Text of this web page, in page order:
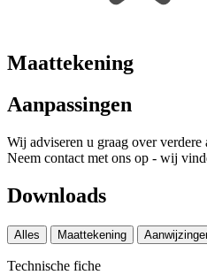
Maattekening
Aanpassingen
Wij adviseren u graag over verdere
Neem contact met ons op - wij
Downloads
Alles Maattekening
Technische fiche